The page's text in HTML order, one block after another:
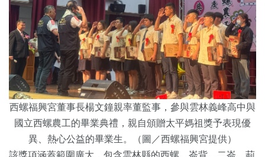
西螺福興宮董事長楊文鐘親率董監事，參與雲林義峰高中與
國立西螺農工的畢業典禮，親自頒贈太平媽祖獎予表現優
異、熱心公益的畢業生。（圖／西螺福興宮提供）
該獎項涵蓋範圍廣大，包含雲林縣的西螺、崙背、二崙、莿